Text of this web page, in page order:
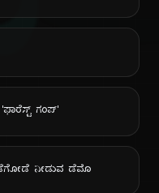
ಗಂಪ್'
ನೀಡುವ ಡೆಮೊ